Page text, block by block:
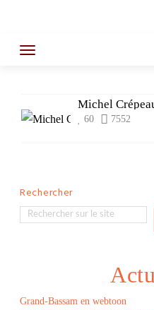
60 7552
Rechercher
Grand-Bassam en webtoon